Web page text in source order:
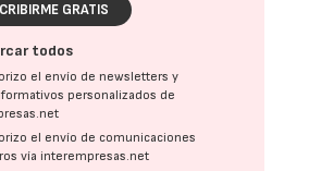
GRATIS
todos
el envío de newsletters y
personalizados de
el envío de comunicaciones
vía interempresas.net